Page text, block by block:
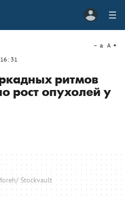
a A
ритмов
рост опухолей у
Stockvault